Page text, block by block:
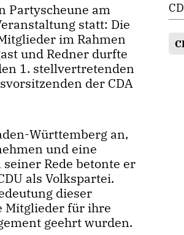
Partyscheune am
statt: Die
im Rahmen
und Redner durfte
1. stellvertretenden
der CDA
Württemberg an,
und eine
Rede betonte er
als Volkspartei.
dieser
Mitglieder für ihre
geehrt wurden.